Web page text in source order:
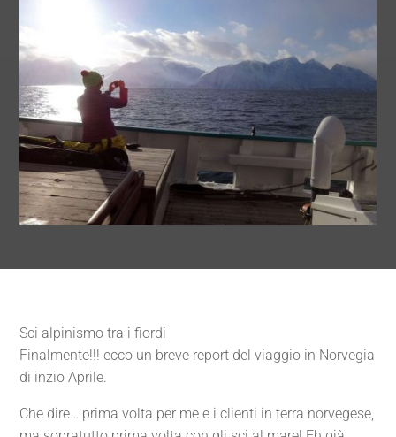
Sci alpinismo tra i fiordi
Finalmente!!! ecco un breve report del viaggio in Norvegia
di inzio Aprile.
Che dire… prima volta per me e i clienti in terra norvegese,